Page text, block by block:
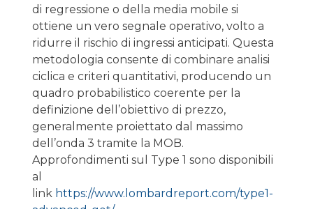
di regressione o della media mobile si
ottiene un vero segnale operativo, volto a
ridurre il rischio di ingressi anticipati. Questa
metodologia consente di combinare analisi
ciclica e criteri quantitativi, producendo un
quadro probabilistico coerente per la
definizione dell’obiettivo di prezzo,
generalmente proiettato dal massimo
dell’onda 3 tramite la MOB.
Approfondimenti sul Type 1 sono disponibili
al
link https://www.lombardreport.com/type1-